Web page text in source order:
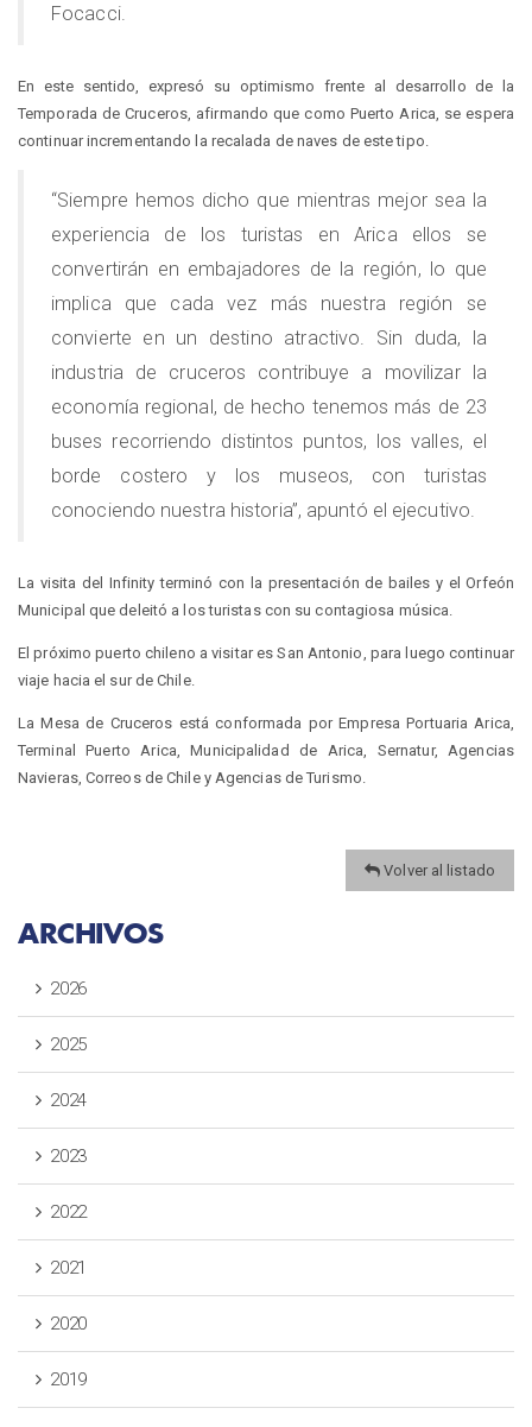
Focacci.
En este sentido, expresó su optimismo frente al desarrollo de la
Temporada de Cruceros, afirmando que como Puerto Arica, se espera
continuar incrementando la recalada de naves de este tipo.
“Siempre hemos dicho que mientras mejor sea la
experiencia de los turistas en Arica ellos se
convertirán en embajadores de la región, lo que
implica que cada vez más nuestra región se
convierte en un destino atractivo. Sin duda, la
industria de cruceros contribuye a movilizar la
economía regional, de hecho tenemos más de 23
buses recorriendo distintos puntos, los valles, el
borde costero y los museos, con turistas
conociendo nuestra historia”, apuntó el ejecutivo.
La visita del Infinity terminó con la presentación de bailes y el Orfeón
Municipal que deleitó a los turistas con su contagiosa música.
El próximo puerto chileno a visitar es San Antonio, para luego continuar
viaje hacia el sur de Chile.
La Mesa de Cruceros está conformada por Empresa Portuaria Arica,
Terminal Puerto Arica, Municipalidad de Arica, Sernatur, Agencias
Navieras, Correos de Chile y Agencias de Turismo.
Volver al listado
ARCHIVOS
2026
2025
2024
2023
2022
2021
2020
2019